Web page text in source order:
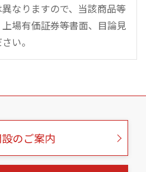
なりますので、当該商品等
場有価証券等書面、目論見
い。
のご案内